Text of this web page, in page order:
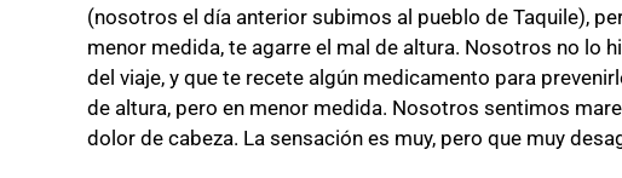
(nosotros el día anterior subimos al pueblo de Taquile),
menor medida, te agarre el mal de altura. Nosotros no lo
del viaje, y que te recete algún medicamento para
de altura, pero en menor medida. Nosotros sentimos
dolor de cabeza. La sensación es muy, pero que muy